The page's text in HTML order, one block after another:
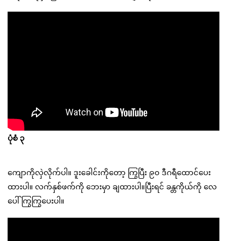
ပုံစံ ၃
ကျောကိုလှဲလိုက်ပါ။ ဒူးခေါင်းကိုတော့ ကြွပြီး ၉၀ ဒီဂရီထောင်ပေး
ထားပါ။ လက်နှစ်ဖက်ကို ဘေးမှာ ချထားပါ။ပြီးရင် ခန္တကိုယ်ကို လေ
ပေါ်ကြွကြွပေးပါ။